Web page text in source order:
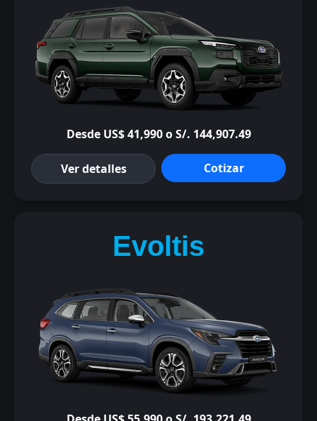
Desde US$ 41,990 o S/. 144,907.49
Ver detalles Cotizar
Evoltis